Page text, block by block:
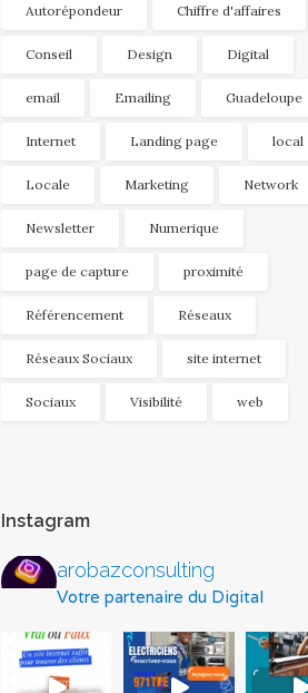
Autorépondeur Chiffre d'affaires
Conseil Design Digital
email Emailing Guadeloupe
Internet Landing page local
Locale Marketing Network
Newsletter Numerique
page de capture proximité
Référencement Réseaux
Réseaux Sociaux site internet
Sociaux Visibilité web
Instagram
arobazconsulting
Votre partenaire du Digital